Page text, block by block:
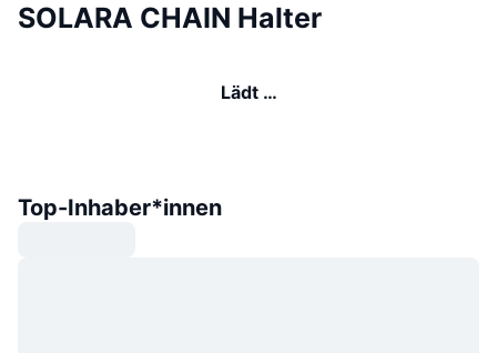
SOLARA CHAIN Halter
Lädt …
Top-Inhaber*innen